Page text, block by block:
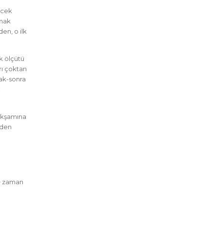
o ilk
ölçütü
çoktan
sonra
zaman